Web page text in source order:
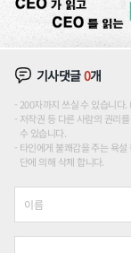
기사댓글0개
200자까지 쓰실 수 있습니
저작권 등 다른 사람의 권리
수 있습니다.
타인에게 불쾌감을 주는 욕
단에 의해 삭제 합니다.